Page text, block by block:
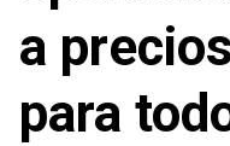
a
para